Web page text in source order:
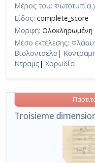
Μέρος του: Φωτοτυπία
Είδος: complete_score
Μορφή: Ολοκληρωμένη
Μέσο εκτέλεσης:
Βιολοντσέλο |
Ντραμς | Χορωδία
Troisieme